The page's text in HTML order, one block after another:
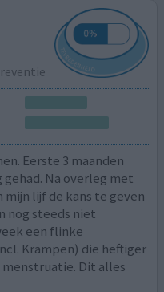
Eerste 3 maanden
Na overleg met
lijf de kans te geven
nog steeds niet
een flinke
Krampen) die heftiger
menstruatie. Dit alles